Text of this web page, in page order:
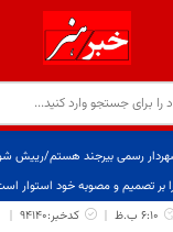
شهردار رسمی بیرجند هستم/رییش
بر تصمیم و مصوبه خود استوار
6:10 ب.ظ
کدخبر:94140